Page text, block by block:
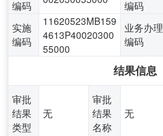
编码
编码
实施
编码
11620523MB159
4613P40020300
55000
业务办理
编码
结果信息
审批
结果
类型
无
审批
结果
名称
无